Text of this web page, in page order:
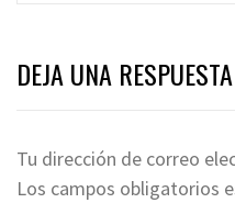
DEJA UNA RESPUESTA
Tu dirección de correo
Los campos obligatorios